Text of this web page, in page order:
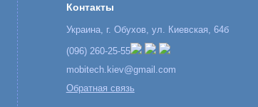
Контакты
Украина, г. Обухов, ул. Киевская, 64б
(096) 260-25-55
mobitech.kiev@gmail.com
Обратная связь